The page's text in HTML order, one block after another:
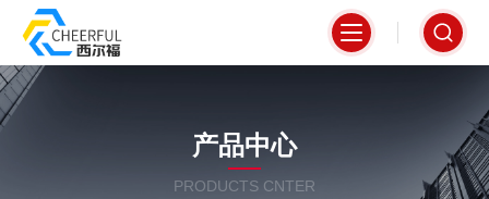
产品中心
PRODUCTS CNTER